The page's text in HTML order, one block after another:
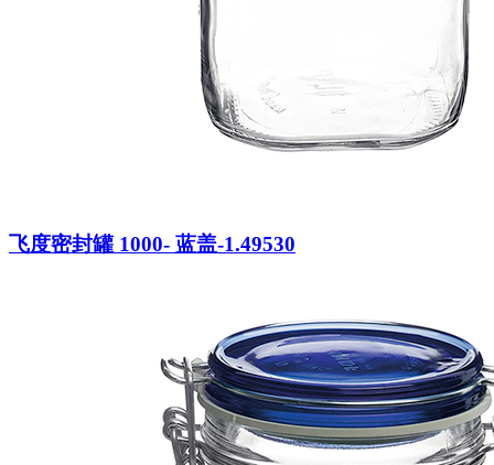
飞度密封罐 1000- 蓝盖-1.49530